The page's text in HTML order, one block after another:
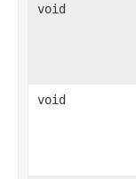
void
void